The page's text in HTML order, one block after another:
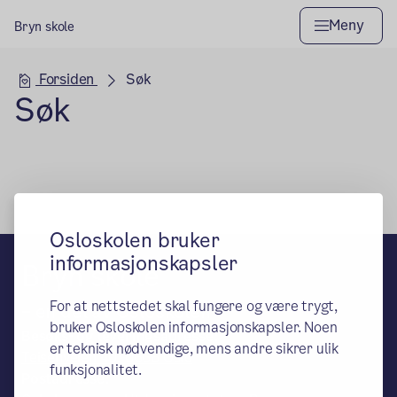
Osloskolen bruker
informasjonskapsler
For at nettstedet skal fungere og være trygt,
bruker Osloskolen informasjonskapsler. Noen
er teknisk nødvendige, mens andre sikrer ulik
funksjonalitet.
Bryn skole Meny
Hovedseksjon
Forsiden Søk
Søk
Bryn skole
– en del av Osloskolen
Besøks- og leveringsadresse:
Teisenveien 40, 0666 Oslo
Postadresse: